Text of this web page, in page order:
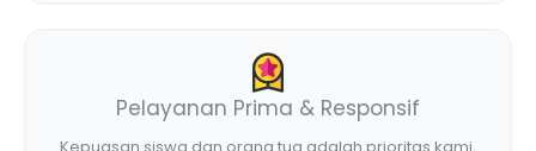
Pelayanan Prima & Responsif